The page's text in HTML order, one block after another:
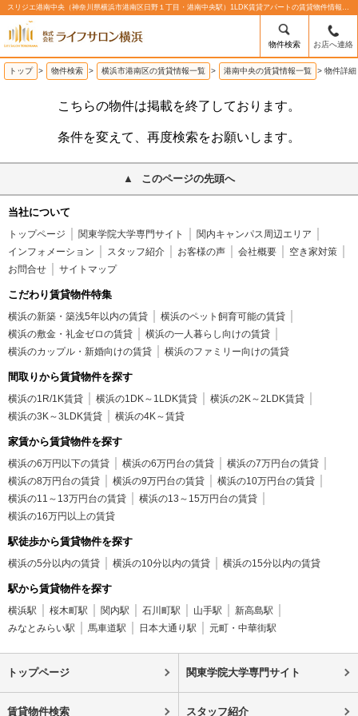
スリジエ港南中央（神奈川県横浜市港南区日野１丁目・港南中央駅）1LDK賃貸アパートの賃貸物件情報%% | 株式会社ライフサロン横浜
物件検索 お店へ連絡
トップ > 物件検索 > 横浜市港南区の賃貸情報一覧 > 港南中央の賃貸情報一覧 > 物件詳細
こちらの物件は掲載を終了しております。
条件を変えて、再度検索をお願いします。
このページの先頭へ
当社について
トップページ 関東学院大学専門サイト
関内キャンパス周辺エリア
インフォメーション
スタッフ紹介 お客様の声 会社概要
空き家対策
お問合せ
サイトマップ
こだわり賃貸物件特集
横浜の新築・築浅5年以内の賃貸
横浜のペット飼育可能の賃貸
横浜の敷金・礼金ゼロの賃貸
横浜の一人暮らし向けの賃貸
横浜のカップル・新婚向けの賃貸
横浜のファミリー向けの賃貸
間取りから賃貸物件を探す
横浜の1R/1K賃貸 横浜の1DK～1LDK賃貸
横浜の2K～2LDK賃貸
横浜の3K～3LDK賃貸
横浜の4K～賃貸
家賃から賃貸物件を探す
横浜の6万円以下の賃貸 横浜の6万円台の賃貸
横浜の7万円台の賃貸
横浜の8万円台の賃貸
横浜の9万円台の賃貸
横浜の10万円台の賃貸
横浜の11～13万円台の賃貸
横浜の13～15万円台の賃貸
横浜の16万円以上の賃貸
駅徒歩から賃貸物件を探す
横浜の5分以内の賃貸 横浜の10分以内の賃貸 横浜の15分以内の賃貸
駅から賃貸物件を探す
横浜駅 桜木町駅 関内駅 石川町駅 山手駅
新高島駅
みなとみらい駅
馬車道駅 日本大通り駅 元町・中華街駅
トップページ 関東学院大学専門サイト
賃貸物件検索 スタッフ紹介